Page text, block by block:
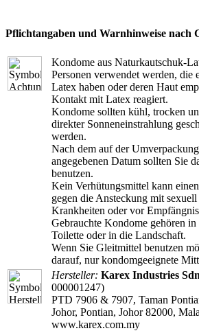
Pflichtangaben und Warnhinweise nach
Kondome aus Naturkautschuk-
Personen verwendet werden, die
Latex haben oder deren Haut
Kontakt mit Latex reagiert.
Kondome sollten kühl, trocken
direkter Sonneneinstrahlung
werden.
Nach dem auf der
angegebenen Datum sollten Sie
benutzen.
Kein Verhütungsmittel kann
gegen die Ansteckung mit sexuell
Krankheiten oder vor
Gebrauchte Kondome gehören
Toilette oder in die Landschaft.
Wenn Sie Gleitmittel benutzen
darauf, nur kondomgeeignete
Hersteller: Karex Industries
000001247)
PTD 7906 & 7907, Taman
Johor, Pontian, Johor 82000,
www.karex.com.my